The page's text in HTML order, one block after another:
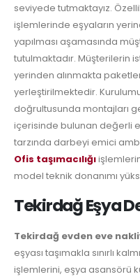
seviyede tutmaktayız.
işlemlerinde eşyaların
yapılması aşamasında
tutulmaktadır. Müşterilerin
yerinden alınmakta
yerleştirilmektedir.
doğrultusunda montajları
içerisinde bulunan değerli
tarzında darbeyi emici
Ofis taşımacılığı
model teknik donanımı
Tekirdağ Eşya
Tekirdağ evden eve
eşyası taşımakla sınırlı
işlemlerini, eşya asansörü